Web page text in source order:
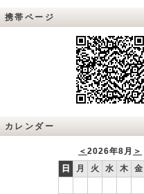
携帯ページ
カレンダー
＜ 2026年8月 ＞
日
月 火 水 木 金